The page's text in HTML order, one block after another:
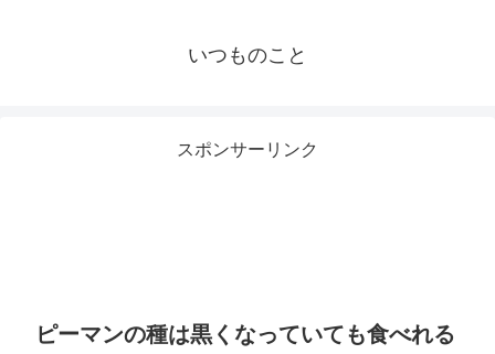
いつものこと
スポンサーリンク
ピーマンの種は黒くなっていても食べれる